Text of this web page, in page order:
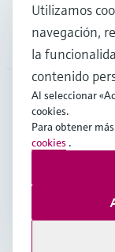
Compañía
ESP
Copyright ©
Términos y
Utilizamos
navegación,
la
contenido
Al seleccionar
cookies.
Para obtener
cookies .